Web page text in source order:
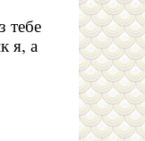
тебе
я, а